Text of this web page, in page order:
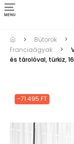
Toggle
navigation
Bútorok
Franciaágyak
és tárolóval, türkiz,
-71 495 FT